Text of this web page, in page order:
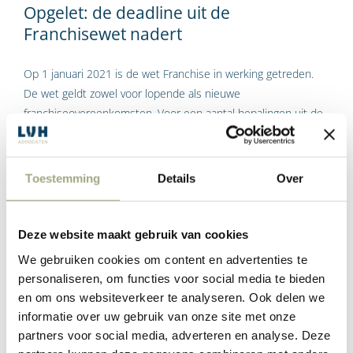
Toestemming Details Over
Deze website maakt gebruik van cookies
We gebruiken cookies om content en advertenties te
personaliseren, om functies voor social media te bieden
en om ons websiteverkeer te analyseren. Ook delen we
informatie over uw gebruik van onze site met onze
partners voor social media, adverteren en analyse. Deze
Opgelet: de deadline uit de
Franchisewet nadert
Op 1 januari 2021 is de wet Franchise in werking getreden.
De wet geldt zowel voor lopende als nieuwe
franchiseovereenkomsten. Voor een aantal bepalingen uit de
wet Franchise heeft de wetgever een overgangstermijn van
waardeberekening van goodwill bij contractbeëindiging, het
Label:Gentia Niesert
Lees Meer